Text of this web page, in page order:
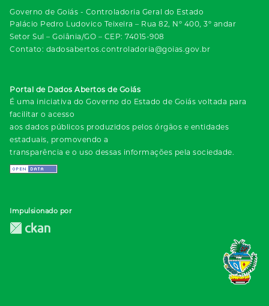
Governo de Goiás - Controladoria Geral do Estado
Palácio Pedro Ludovico Teixeira – Rua 82, Nº 400, 3º andar
Setor Sul – Goiânia/GO – CEP: 74015-908
Contato: dadosabertos.controladoria@goias.gov.br
Portal de Dados Abertos de Goiás
É uma iniciativa do Governo do Estado de Goiás voltada para
facilitar o acesso
aos dados públicos produzidos pelos órgãos e entidades
estaduais, promovendo a
transparência e o uso dessas informações pela sociedade.
Impulsionado por